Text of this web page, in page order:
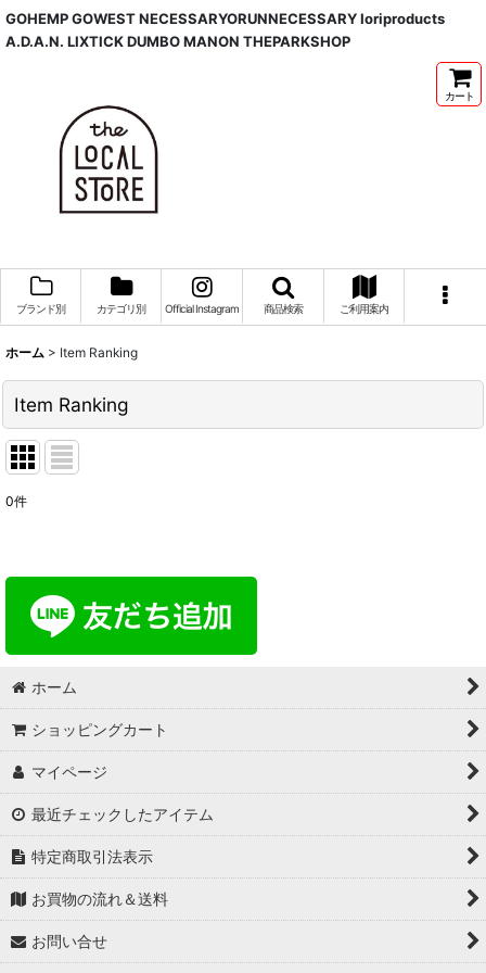
GOHEMP GOWEST NECESSARYORUNNECESSARY Ioriproducts
A.D.A.N. LIXTICK DUMBO MANON THEPARKSHOP
カート
ブランド別 カテゴリ別 Official Instagram 商品検索 ご利用案内
ホーム > Item Ranking
Item Ranking
0件
ホーム
ショッピングカート
マイページ
最近チェックしたアイテム
特定商取引法表示
お買物の流れ＆送料
お問い合せ